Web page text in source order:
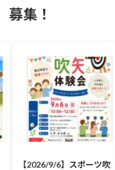
募集！
【2026/9/6】スポーツ吹